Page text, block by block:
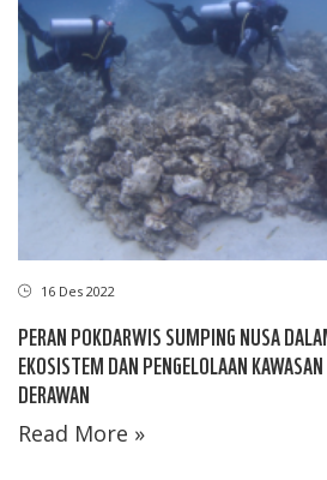
16 Des 2022
PERAN POKDARWIS SUMPING NUSA
EKOSISTEM DAN PENGELOLAAN
DERAWAN
Read More »